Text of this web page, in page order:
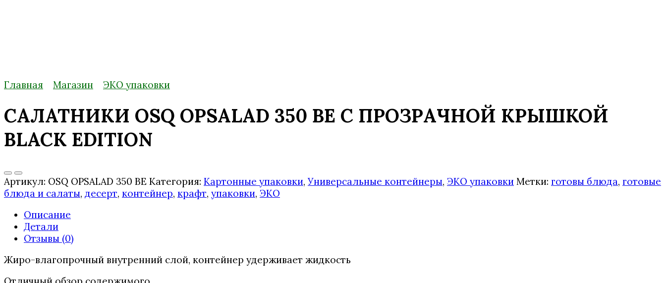
Главная Магазин ЭКО упаковки
САЛАТНИКИ OSQ OPSALAD 350 BE С ПРОЗРАЧНОЙ КРЫШКОЙ
BLACK EDITION
Артикул: OSQ OPSALAD 350 BE Категория: Картонные упаковки, Универсальные контейнеры, ЭКО упаковки Метки: готовы блюда, готовые
блюда и салаты, десерт, контейнер, крафт, упаковки, ЭКО
Описание
Детали
Отзывы (0)
Жиро-влагопрочный внутренний слой, контейнер удерживает жидкость